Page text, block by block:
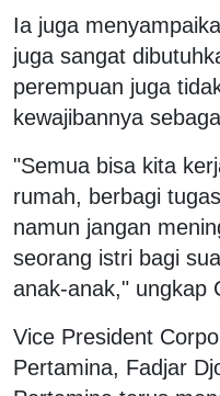
Ia juga
juga sangat
perempuan juga
kewajibannya
"Semua bisa kita
rumah, berbagi
namun jangan
seorang istri bagi
anak-anak," ungkap
Vice President
Pertamina, Fadjar